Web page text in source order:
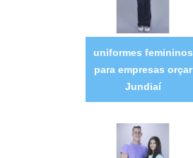
uniformes femininos
para empresas orçar
Jundiaí